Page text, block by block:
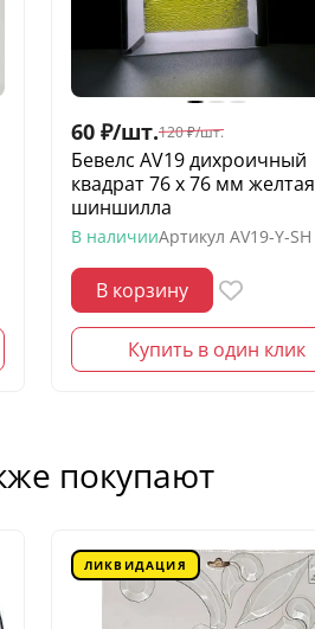
60 ₽/шт.120 ₽/шт.
Бевелс AV19 дихроичный
квадрат 76 х 76 мм желтая
шиншилла
В наличииАртикул AV19-Y-SH
В корзину
Купить в один клик
покупают
ЛИКВИДАЦИЯ